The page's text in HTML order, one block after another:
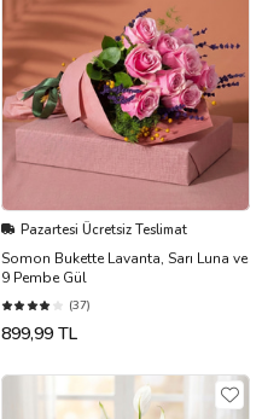
Pazartesi Ücretsiz Teslimat
Somon Bukette Lavanta, Sarı Luna ve
9 Pembe Gül
(37)
899,99 TL